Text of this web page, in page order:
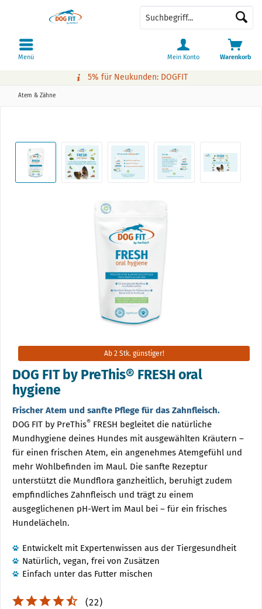
5% für Neukunden: DOGFIT
Warenkorb
Mein Konto
Menü
Atem & Zähne
Ab 2 Stk. günstiger!
DOG FIT by PreThis® FRESH oral
hygiene
Frischer Atem und sanfte Pflege für das Zahnfleisch.
DOG FIT by PreThis® FRESH begleitet die natürliche
Mundhygiene deines Hundes mit ausgewählten Kräutern –
für einen frischen Atem, ein angenehmes Atemgefühl und
mehr Wohlbefinden im Maul. Die sanfte Rezeptur
unterstützt die Mundflora ganzheitlich, beruhigt zudem
empfindliches Zahnfleisch und trägt zu einem
ausgeglichenen pH-Wert im Maul bei – für ein frisches
Hundelächeln.
Entwickelt mit Expertenwissen aus der Tiergesundheit
Natürlich, vegan, frei von Zusätzen
Einfach unter das Futter mischen
(22)